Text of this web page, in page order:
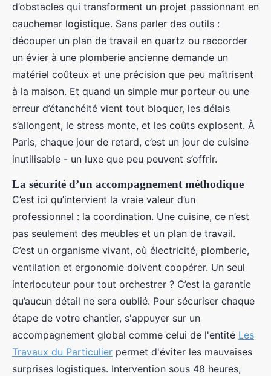
d’obstacles qui transforment un projet passionnant en
cauchemar logistique. Sans parler des outils :
découper un plan de travail en quartz ou raccorder
un évier à une plomberie ancienne demande un
matériel coûteux et une précision que peu maîtrisent
à la maison. Et quand un simple mur porteur ou une
erreur d’étanchéité vient tout bloquer, les délais
s’allongent, le stress monte, et les coûts explosent. À
Paris, chaque jour de retard, c’est un jour de cuisine
inutilisable - un luxe que peu peuvent s’offrir.
La sécurité d’un accompagnement méthodique
C’est ici qu’intervient la vraie valeur d’un
professionnel : la coordination. Une cuisine, ce n’est
pas seulement des meubles et un plan de travail.
C’est un organisme vivant, où électricité, plomberie,
ventilation et ergonomie doivent coopérer. Un seul
interlocuteur pour tout orchestrer ? C’est la garantie
qu’aucun détail ne sera oublié. Pour sécuriser chaque
étape de votre chantier, s'appuyer sur un
accompagnement global comme celui de l'entité Les
Travaux du Particulier permet d'éviter les mauvaises
surprises logistiques. Intervention sous 48 heures,